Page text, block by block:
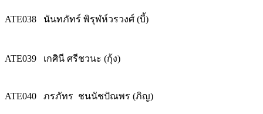
ATE038 นันทภัทร์ พิรุฬห์วรวงศ์ (บี้)
ATE039 เกศินี ศรีชวนะ (กุ้ง)
ATE040 ภรภัทร ชนนัชปัณพร (ภิญ)